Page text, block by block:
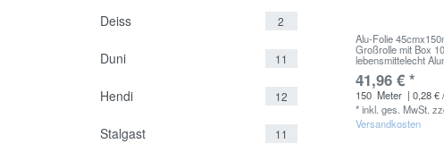
Deiss 2
Duni 11
Hendi 12
Stalgast 11
Alu-Folie
Großrolle mit Box
lebensmittelecht
41,96 € *
150 Meter | 0,28 €
*inkl. ges. MwSt.
Versandkosten